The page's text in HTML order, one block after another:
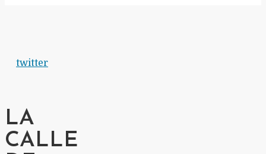
twitter
LA
CALLE